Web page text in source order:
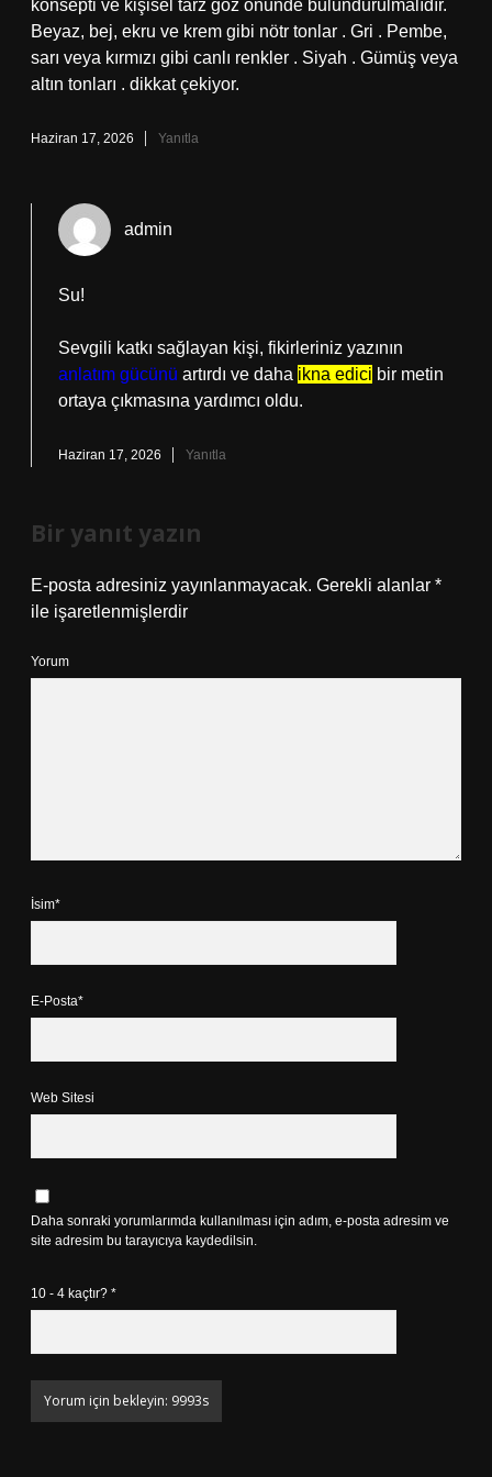
konsepti ve kişisel tarz göz önünde bulundurulmalıdır.
Beyaz, bej, ekru ve krem gibi nötr tonlar . Gri . Pembe,
sarı veya kırmızı gibi canlı renkler . Siyah . Gümüş veya
altın tonları . dikkat çekiyor.
Haziran 17, 2026 Yanıtla
admin
Su!
Sevgili katkı sağlayan kişi, fikirleriniz yazının
anlatım gücünü artırdı ve daha ikna edici bir metin
ortaya çıkmasına yardımcı oldu.
Haziran 17, 2026 Yanıtla
Bir yanıt yazın
E-posta adresiniz yayınlanmayacak. Gerekli alanlar *
ile işaretlenmişlerdir
Yorum
İsim*
E-Posta*
Web Sitesi
Daha sonraki yorumlarımda kullanılması için adım, e-posta adresim ve
site adresim bu tarayıcıya kaydedilsin.
10 - 4 kaçtır? *